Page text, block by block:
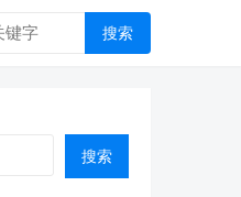
搜索
搜索